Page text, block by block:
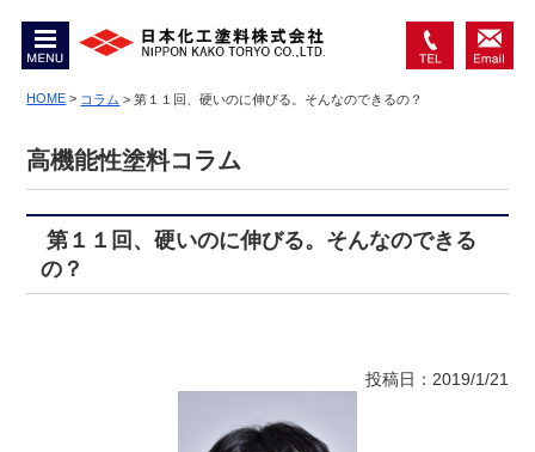
MENU
74-
HOME > コラム >第１１回、硬いのに伸びる。そんなのできるの？
高機能性塗料コラム
第１１回、硬いのに伸びる。そんなのできる
の？
投稿日：2019/1/21